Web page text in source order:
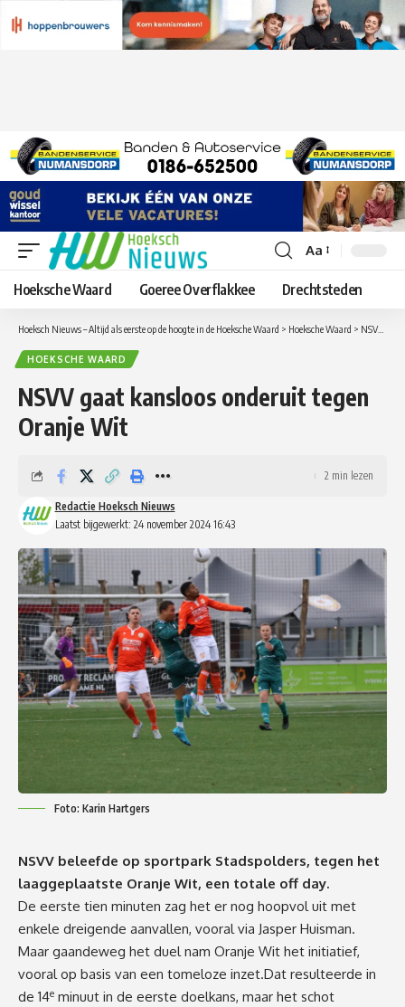
Lettergrootte
aanpassen
Aa
Hoeksche Waard Goeree Overflakkee Drechtsteden
Hoeksch Nieuws – Altijd als eerste op de hoogte in de Hoeksche Waard > Hoeksche Waard > NSVV gaat kansloos onderuit tegen Oranje Wit
HOEKSCHE WAARD
NSVV gaat kansloos onderuit tegen
Oranje Wit
Laatst bijgewerkt: 24 november 2024 16:43
Redactie Hoeksch Nieuws
2 min lezen
Foto: Karin Hartgers
NSVV beleefde op sportpark Stadspolders, tegen het
laaggeplaatste Oranje Wit, een totale off day.
De eerste tien minuten zag het er nog hoopvol uit met
enkele dreigende aanvallen, vooral via Jasper Huisman.
Maar gaandeweg het duel nam Oranje Wit het initiatief,
vooral op basis van een tomeloze inzet.Dat resulteerde in
de 14e minuut in de eerste doelkans, maar het schot